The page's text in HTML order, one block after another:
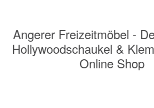
Angerer Freizeitmöbel -
Hollywoodschaukel &
Online Shop